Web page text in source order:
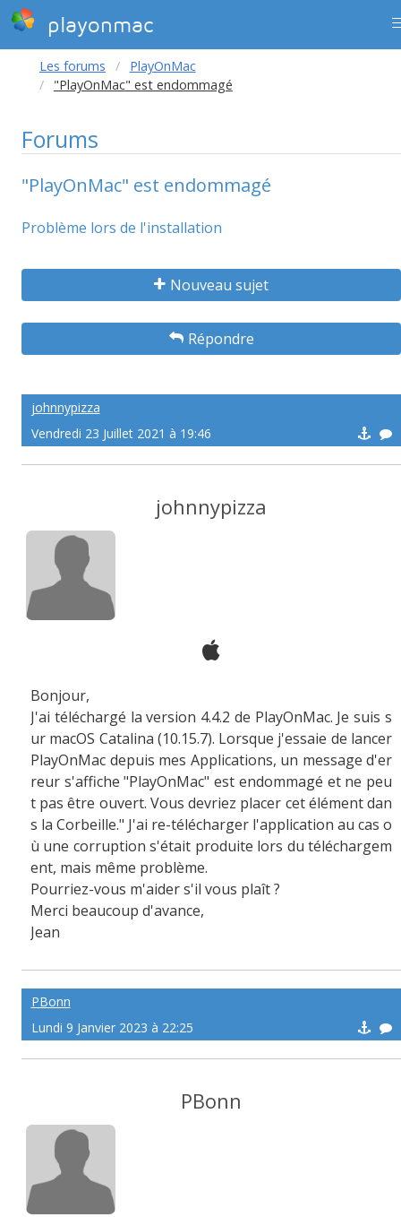
playonmac
Les forums
PlayOnMac
"PlayOnMac" est endommagé
Forums
"PlayOnMac" est endommagé
Problème lors de l'installation
Nouveau sujet
Répondre
johnnypizza
Vendredi 23 Juillet 2021 à 19:46
johnnypizza
Bonjour,
J'ai téléchargé la version 4.4.2 de PlayOnMac. Je suis s
ur macOS Catalina (10.15.7). Lorsque j'essaie de lancer
PlayOnMac depuis mes Applications, un message d'er
reur s'affiche "PlayOnMac" est endommagé et ne peu
t pas être ouvert. Vous devriez placer cet élément dan
s la Corbeille." J'ai re-télécharger l'application au cas o
ù une corruption s'était produite lors du téléchargem
ent, mais même problème.
Pourriez-vous m'aider s'il vous plaît ?
Merci beaucoup d'avance,
Jean
PBonn
Lundi 9 Janvier 2023 à 22:25
PBonn